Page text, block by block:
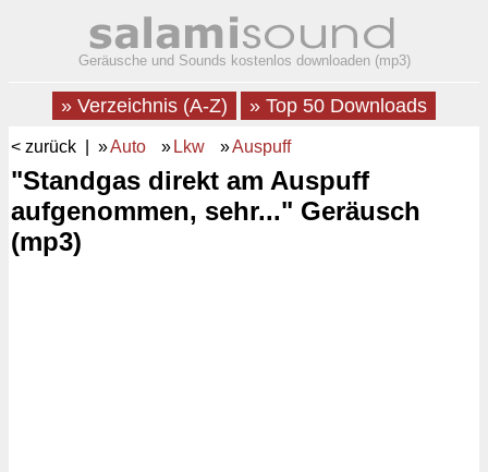
Geräusche und Sounds kostenlos downloaden (mp3)
» Verzeichnis (A-Z) » Top 50 Downloads
< zurück | »Auto » Lkw »Auspuff
"Standgas direkt am Auspuff
aufgenommen, sehr..." Geräusch
(mp3)